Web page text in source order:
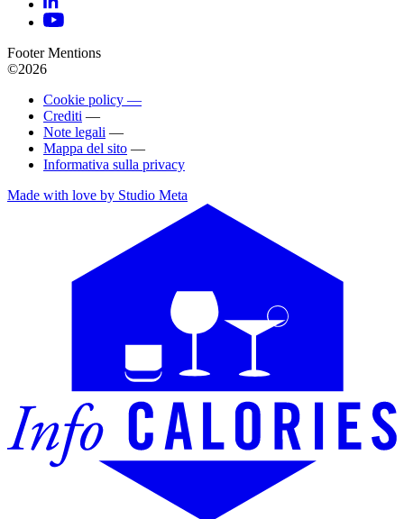
Footer Mentions
©2026
Cookie policy —
Crediti —
Note legali —
Mappa del sito —
Informativa sulla privacy
Made with love by Studio Meta